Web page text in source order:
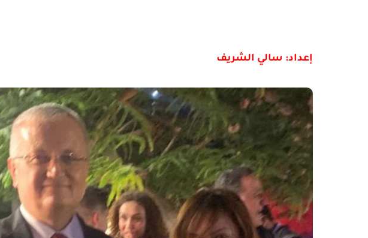
إعداد: سالي الشريف